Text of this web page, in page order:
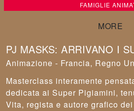
FAMIGLIE
PJ MASKS: ARRIVANO I
Animazione - Francia, Regno
Masterclass interamente
dedicata ai Super Pigiamini,
Vita, regista e autore grafico